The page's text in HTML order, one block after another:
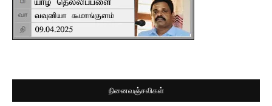
நினைவஞ்சலிகள்